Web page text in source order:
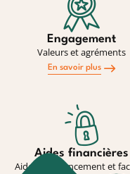
Engagement
Valeurs et agréments
En savoir plus
Aides financières
Aides au financement et